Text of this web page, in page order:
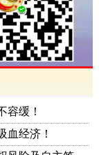
容缓！
血经济！